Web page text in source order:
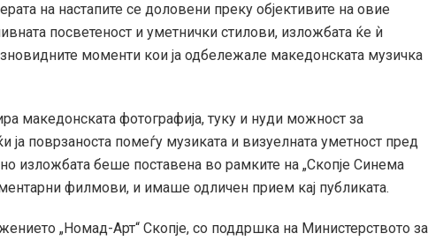
на настапите се доловени преку објективите на овие
посветеност и уметнички стилови, изложбата ќе ѝ
моменти кои ја одбележале македонската музичка
македонската фотографија, туку и нуди можност за
ја поврзаноста помеѓу музиката и визуелната уметност пред
изложбата беше поставена во рамките на „Скопје Синема
филмови, и имаше одличен прием кај публиката.
„Номад-Арт“ Скопје, со поддршка на Министерството за